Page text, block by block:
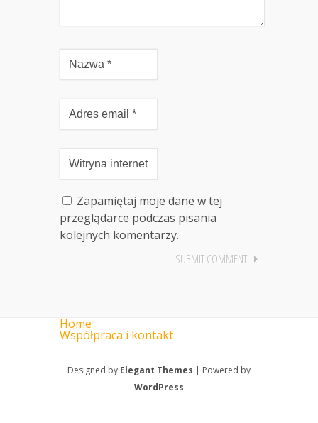
Zapamiętaj moje dane w tej
przeglądarce podczas pisania
kolejnych komentarzy.
Home
Współpraca i kontakt
Designed by Elegant Themes | Powered by
WordPress